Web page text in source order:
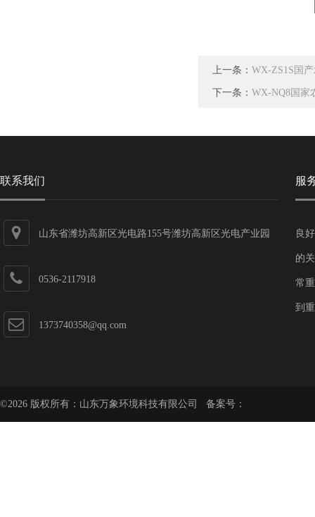
上一条： WX-ZS1S国
下一条： WX-NQ8国家
联系我们
山东省潍坊高新区光电路155号潍坊高新区光电产业园
0536-2117918
1373740358@qq.com
服
良
的
常
到
©2026 版权所有：山东万象环境科技有限公司 备案号：